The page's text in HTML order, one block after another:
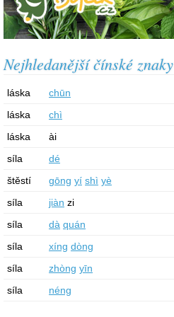
Nejhledanější čínské znaky
láska
chūn
láska
chì
láska
ài
síla
dé
štěstí
gōng yí shì yè
síla
jiàn zi
síla
dà quán
síla
xíng dòng
síla
zhòng yīn
síla
néng